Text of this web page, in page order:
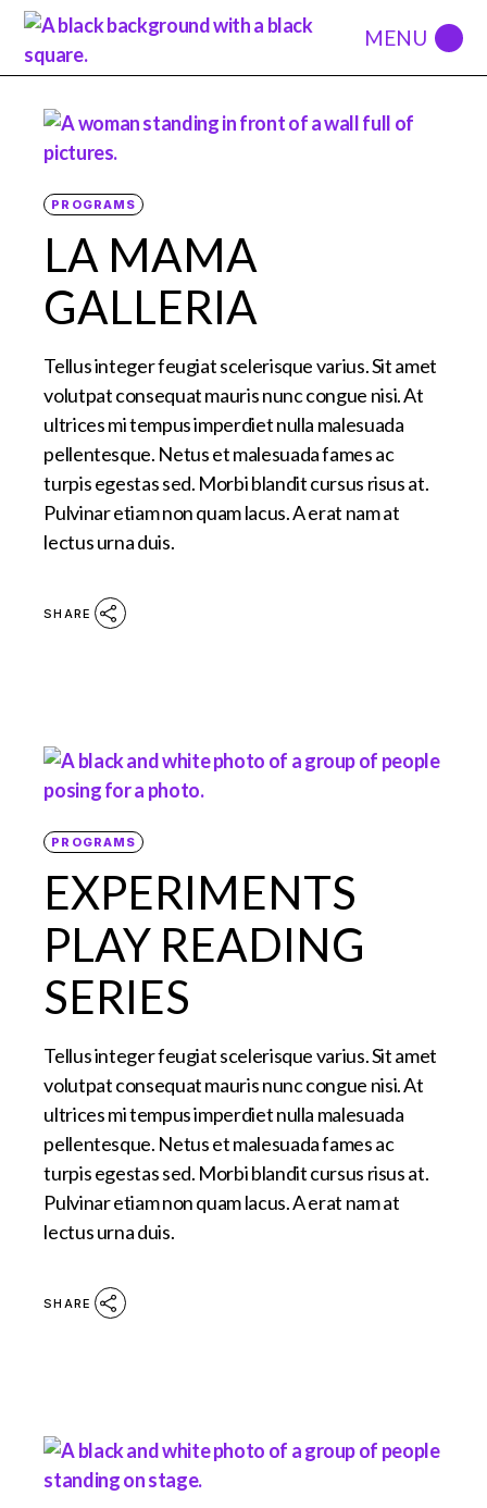
PROGRAMS
LA MAMA
GALLERIA
Tellus integer feugiat scelerisque varius. Sit amet
volutpat consequat mauris nunc congue nisi. At
ultrices mi tempus imperdiet nulla malesuada
pellentesque. Netus et malesuada fames ac
turpis egestas sed. Morbi blandit cursus risus at.
Pulvinar etiam non quam lacus. A erat nam at
lectus urna duis.
SHARE
PROGRAMS
EXPERIMENTS
PLAY READING
SERIES
Tellus integer feugiat scelerisque varius. Sit amet
volutpat consequat mauris nunc congue nisi. At
ultrices mi tempus imperdiet nulla malesuada
pellentesque. Netus et malesuada fames ac
turpis egestas sed. Morbi blandit cursus risus at.
Pulvinar etiam non quam lacus. A erat nam at
lectus urna duis.
SHARE